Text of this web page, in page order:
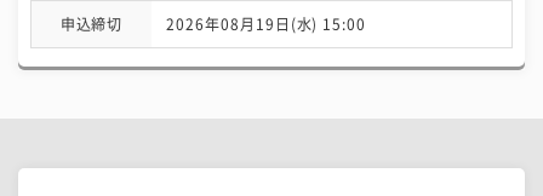
申込締切 2026年08月19日(水) 15:00